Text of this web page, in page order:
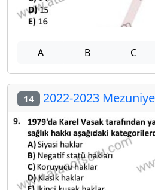
A B C
14 2022-2023